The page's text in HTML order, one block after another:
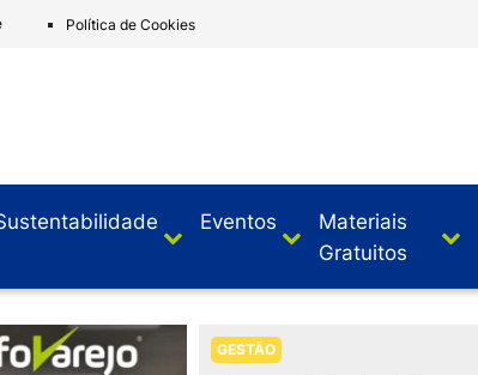
Política de Cookies
Eventos
Materiais
Gratuitos
GESTÃO